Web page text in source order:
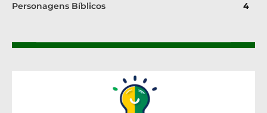
Personagens Bíblicos
4